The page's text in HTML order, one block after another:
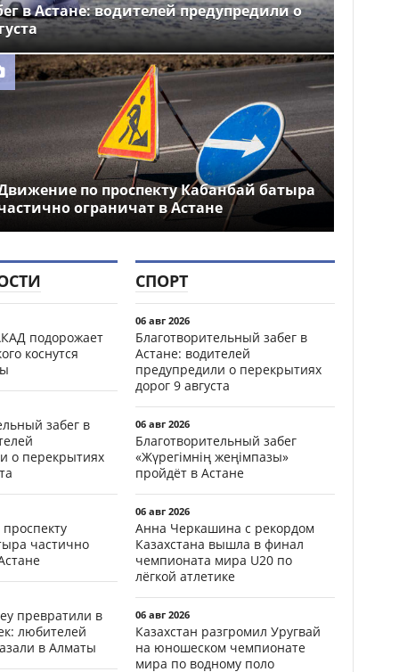
в Астане: водителей предупредили о
по проспекту Кабанбай батыра
ограничат в Астане
подорожает
коснутся
забег в
о перекрытиях
частично
превратили в
любителей
в Алматы
СПОРТ
06 авг 2026
Благотворительный забег в
Астане: водителей
предупредили о перекрытиях
дорог 9 августа
06 авг 2026
Благотворительный забег
«Жүрегімнің жеңімпазы»
пройдёт в Астане
06 авг 2026
Анна Черкашина с рекордом
Казахстана вышла в финал
чемпионата мира U20 по
лёгкой атлетике
06 авг 2026
Казахстан разгромил Уругвай
на юношеском чемпионате
мира по водному поло